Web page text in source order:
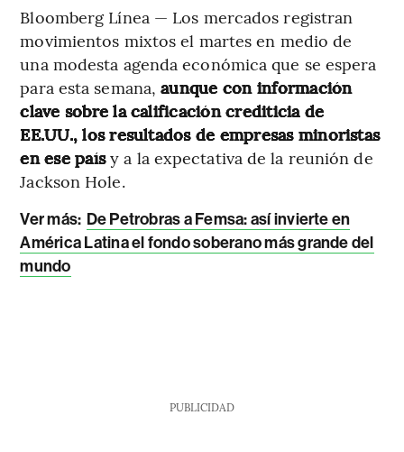
Bloomberg Línea — Los mercados registran
movimientos mixtos el martes en medio de
una modesta agenda económica que se espera
para esta semana,aunque con información
clave sobre la calificación crediticia de
EE.UU., los resultados de empresas minoristas
en ese paísy a la expectativa de la reunión de
Jackson Hole.
Ver más: De Petrobras a Femsa: así invierte en
América Latina el fondo soberano más grande del
mundo
PUBLICIDAD